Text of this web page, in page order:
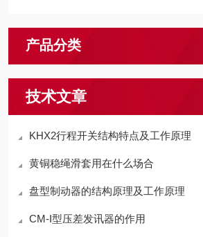
产品分类
技术文章
KHX2行程开关结构特点及工作原理
黄铜稳绳滑套用在什么场合
盘型制动器的结构原理及工作原理
CM-I型压差发讯器的作用